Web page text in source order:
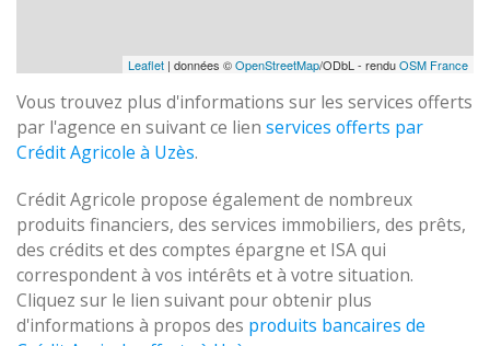
Leaflet | données ©OpenStreetMap/ODbL - renduOSM France
Vous trouvez plus d'informations sur les services offerts
par l'agence en suivant ce lien services offerts par
Crédit Agricole à Uzès.
Crédit Agricole propose également de nombreux
produits financiers, des services immobiliers, des prêts,
des crédits et des comptes épargne et ISA qui
correspondent à vos intérêts et à votre situation.
Cliquez sur le lien suivant pour obtenir plus
d'informations à propos des produits bancaires de